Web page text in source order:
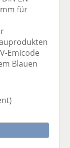
mm für
Emicode
Blauen